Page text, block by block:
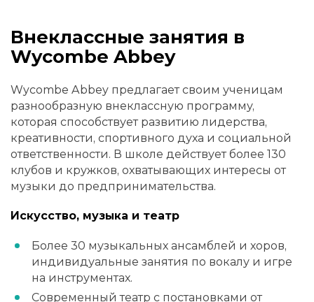
Внеклассные занятия в
Wycombe Abbey
Wycombe Abbey предлагает своим ученицам
разнообразную внеклассную программу,
которая способствует развитию лидерства,
креативности, спортивного духа и социальной
ответственности. В школе действует более 130
клубов и кружков, охватывающих интересы от
музыки до предпринимательства.
Искусство, музыка и театр
Более 30 музыкальных ансамблей и хоров,
индивидуальные занятия по вокалу и игре
на инструментах.
Современный театр с постановками от